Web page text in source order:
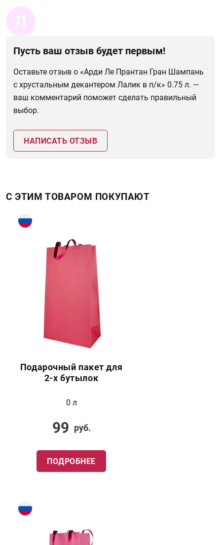
П
Пусть ваш отзыв будет первым!
Оставьте отзыв о «Арди Лe Прантан Гран Шампань
с хрустальным декантером Лалик в п/к» 0.75 л. —
ваш комментарий поможет сделать правильный
выбор.
НАПИСАТЬ ОТЗЫВ
С ЭТИМ ТОВАРОМ ПОКУПАЮТ
Подарочный пакет для
2-х бутылок
0 л
99 руб.
ПОДРОБНЕЕ